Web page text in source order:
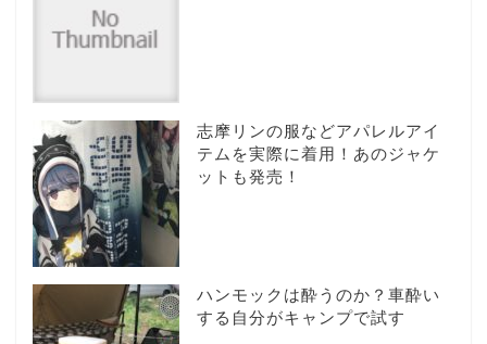
志摩リンの服などアパレルアイ
テムを実際に着用！あのジャケ
ットも発売！
ハンモックは酔うのか？車酔い
する自分がキャンプで試す